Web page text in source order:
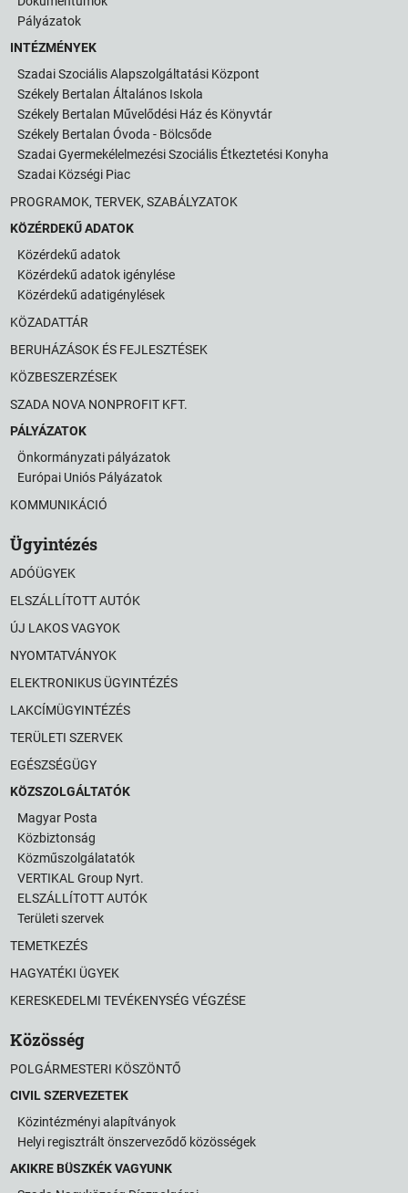
Pályázatok
INTÉZMÉNYEK
Szadai Szociális Alapszolgáltatási Központ
Székely Bertalan Általános Iskola
Székely Bertalan Művelődési Ház és Könyvtár
Székely Bertalan Óvoda - Bölcsőde
Szadai Gyermekélelmezési Szociális Étkeztetési Konyha
Szadai Községi Piac
PROGRAMOK, TERVEK, SZABÁLYZATOK
KÖZÉRDEKŰ ADATOK
Közérdekű adatok
Közérdekű adatok igénylése
Közérdekű adatigénylések
KÖZADATTÁR
BERUHÁZÁSOK ÉS FEJLESZTÉSEK
KÖZBESZERZÉSEK
SZADA NOVA NONPROFIT KFT.
PÁLYÁZATOK
Önkormányzati pályázatok
Európai Uniós Pályázatok
KOMMUNIKÁCIÓ
Ügyintézés
ADÓÜGYEK
ELSZÁLLÍTOTT AUTÓK
ÚJ LAKOS VAGYOK
NYOMTATVÁNYOK
ELEKTRONIKUS ÜGYINTÉZÉS
LAKCÍMÜGYINTÉZÉS
TERÜLETI SZERVEK
EGÉSZSÉGÜGY
KÖZSZOLGÁLTATÓK
Magyar Posta
Közbiztonság
Közműszolgálatatók
VERTIKAL Group Nyrt.
ELSZÁLLÍTOTT AUTÓK
Területi szervek
TEMETKEZÉS
HAGYATÉKI ÜGYEK
KERESKEDELMI TEVÉKENYSÉG VÉGZÉSE
Közösség
POLGÁRMESTERI KÖSZÖNTŐ
CIVIL SZERVEZETEK
Közintézményi alapítványok
Helyi regisztrált önszerveződő közösségek
AKIKRE BÜSZKÉK VAGYUNK